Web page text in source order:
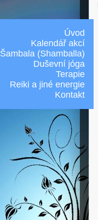
Úvod
Kalendář akcí
Šambala (Shamballa)
Duševní jóga
Terapie
Reiki a jiné energie
Kontakt